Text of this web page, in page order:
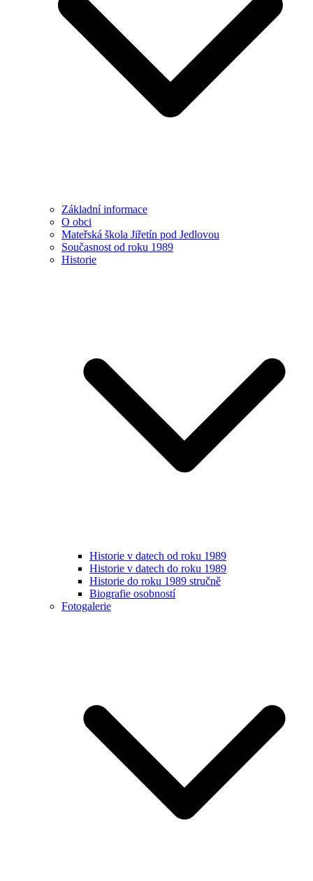
Základní informace
O obci
Mateřská škola Jiřetín pod Jedlovou
Současnost od roku 1989
Historie
Historie v datech od roku 1989
Historie v datech do roku 1989
Historie do roku 1989 stručně
Biografie osobností
Fotogalerie